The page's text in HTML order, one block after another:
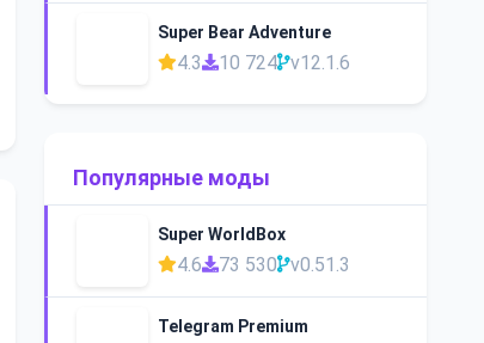
Super Bear Adventure
4.3 10 724 v12.1.6
Популярные моды
Super WorldBox
4.6 73 530 v0.51.3
Telegram Premium